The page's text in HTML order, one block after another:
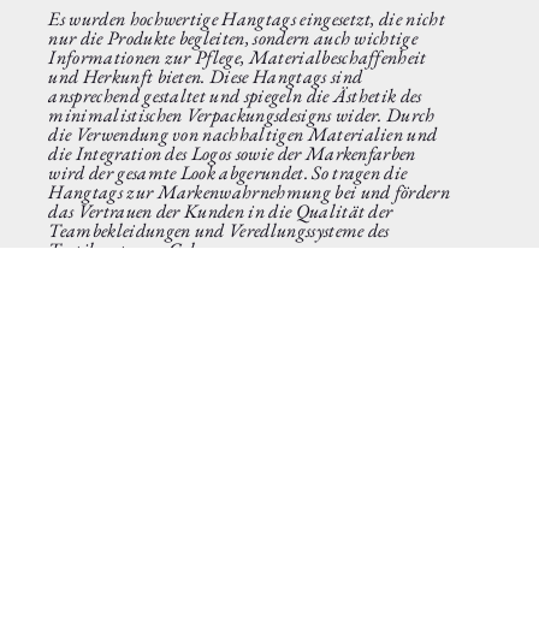
Es wurden hochwertige Hangtags eingesetzt, die nicht
nur die Produkte begleiten, sondern auch wichtige
Informationen zur Pflege, Materialbeschaffenheit
und Herkunft bieten. Diese Hangtags sind
ansprechend gestaltet und spiegeln die Ästhetik des
minimalistischen Verpackungsdesigns wider. Durch
die Verwendung von nachhaltigen Materialien und
die Integration des Logos sowie der Markenfarben
wird der gesamte Look abgerundet. So tragen die
Hangtags zur Markenwahrnehmung bei und fördern
das Vertrauen der Kunden in die Qualität der
Teambekleidungen und Veredlungssysteme des
Textilzentrums Cologne.